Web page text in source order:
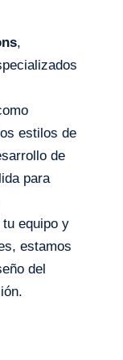
,
estilos de
de
para
equipo y
estamos
del